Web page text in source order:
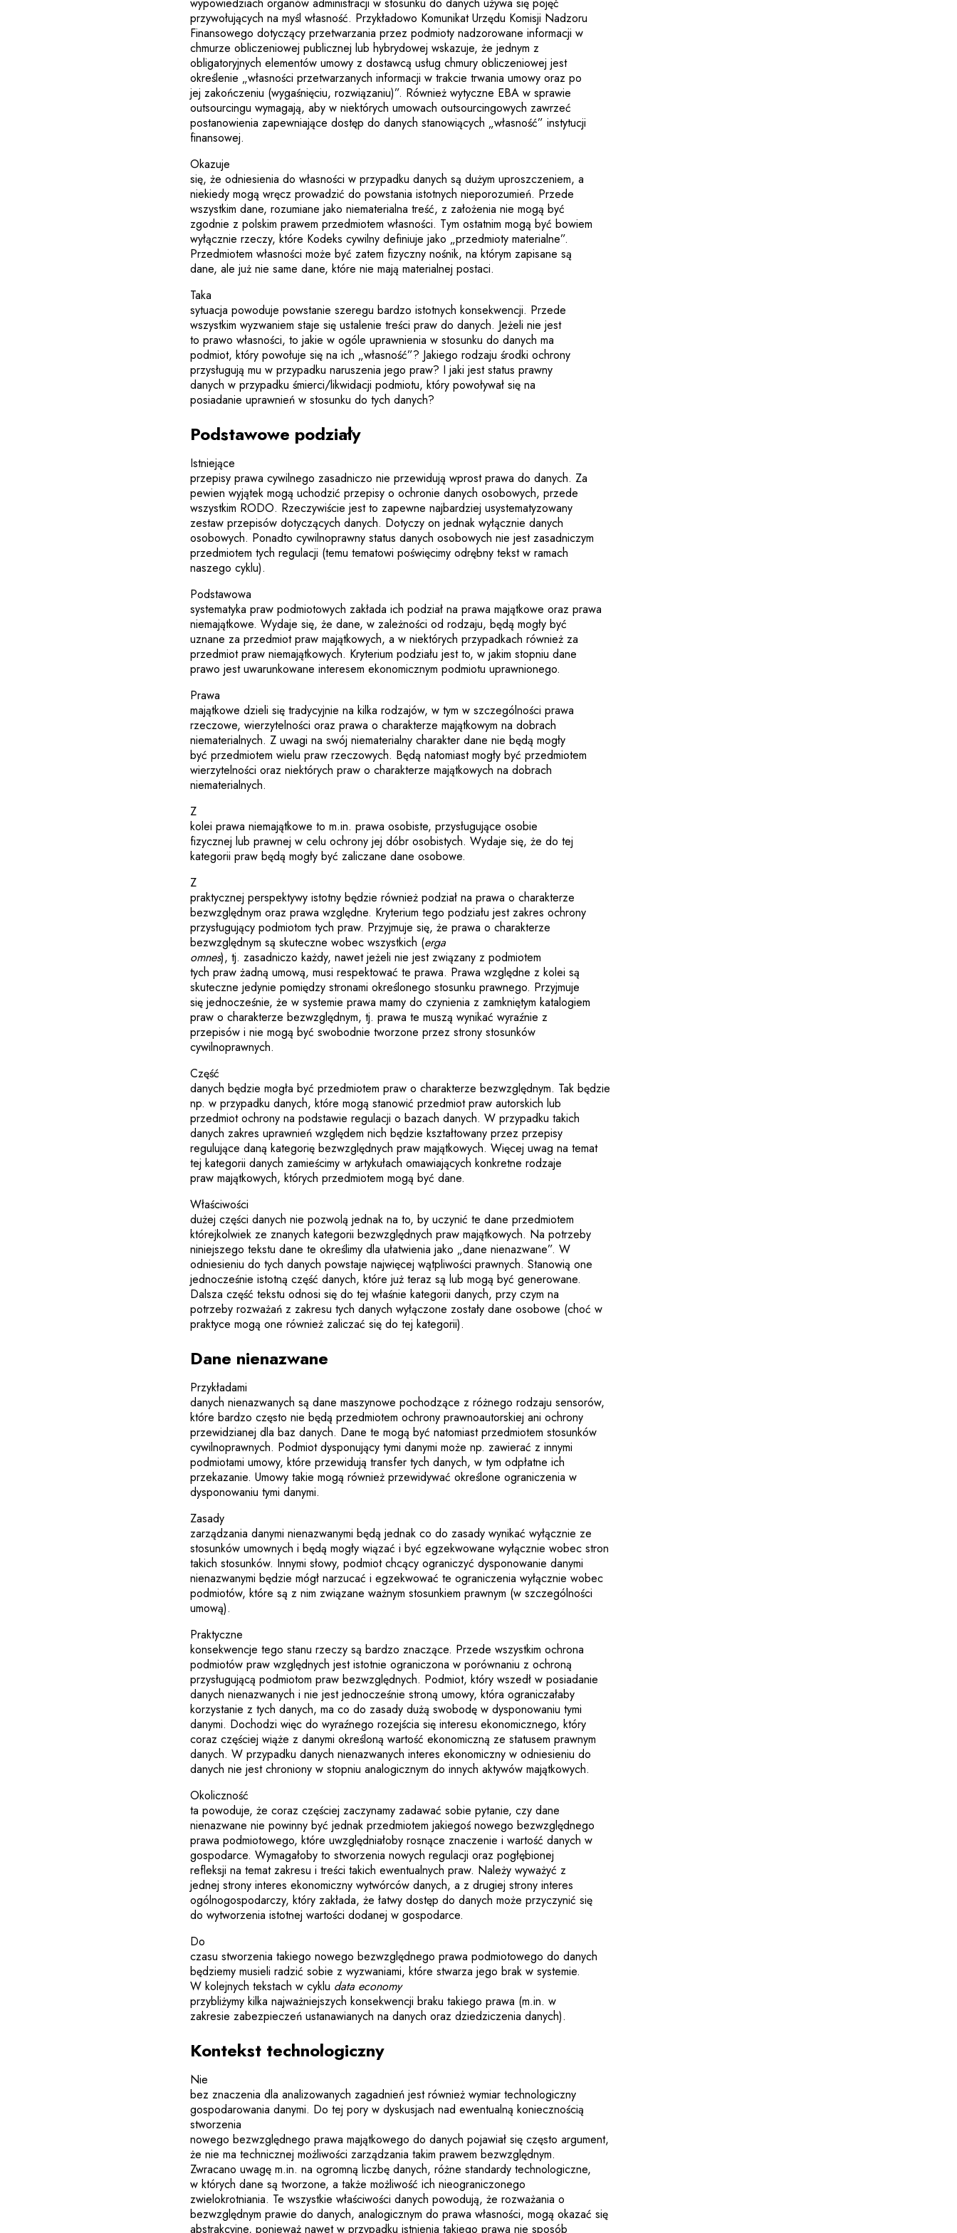
przywołujących na myśl własność. Przykładowo Komunikat Urzędu Komisji Nadzoru
Finansowego dotyczący przetwarzania przez podmioty nadzorowane informacji w
chmurze obliczeniowej publicznej lub hybrydowej wskazuje, że jednym z
obligatoryjnych elementów umowy z dostawcą usług chmury obliczeniowej jest
określenie „własności przetwarzanych informacji w trakcie trwania umowy oraz po
jej zakończeniu (wygaśnięciu, rozwiązaniu)”. Również wytyczne EBA w sprawie
outsourcingu wymagają, aby w niektórych umowach outsourcingowych zawrzeć
postanowienia zapewniające dostęp do danych stanowiących „własność” instytucji
finansowej.
Okazuje
się, że odniesienia do własności w przypadku danych są dużym uproszczeniem, a
niekiedy mogą wręcz prowadzić do powstania istotnych nieporozumień. Przede
wszystkim dane, rozumiane jako niematerialna treść, z założenia nie mogą być
zgodnie z polskim prawem przedmiotem własności. Tym ostatnim mogą być bowiem
wyłącznie rzeczy, które Kodeks cywilny definiuje jako „przedmioty materialne”.
Przedmiotem własności może być zatem fizyczny nośnik, na którym zapisane są
dane, ale już nie same dane, które nie mają materialnej postaci.
Taka
sytuacja powoduje powstanie szeregu bardzo istotnych konsekwencji. Przede
wszystkim wyzwaniem staje się ustalenie treści praw do danych. Jeżeli nie jest
to prawo własności, to jakie w ogóle uprawnienia w stosunku do danych ma
podmiot, który powołuje się na ich „własność”? Jakiego rodzaju środki ochrony
przysługują mu w przypadku naruszenia jego praw? I jaki jest status prawny
danych w przypadku śmierci/likwidacji podmiotu, który powoływał się na
posiadanie uprawnień w stosunku do tych danych?
Podstawowe podziały
Istniejące
przepisy prawa cywilnego zasadniczo nie przewidują wprost prawa do danych. Za
pewien wyjątek mogą uchodzić przepisy o ochronie danych osobowych, przede
wszystkim RODO. Rzeczywiście jest to zapewne najbardziej usystematyzowany
zestaw przepisów dotyczących danych. Dotyczy on jednak wyłącznie danych
osobowych. Ponadto cywilnoprawny status danych osobowych nie jest zasadniczym
przedmiotem tych regulacji (temu tematowi poświęcimy odrębny tekst w ramach
naszego cyklu).
Podstawowa
systematyka praw podmiotowych zakłada ich podział na prawa majątkowe oraz prawa
niemajątkowe. Wydaje się, że dane, w zależności od rodzaju, będą mogły być
uznane za przedmiot praw majątkowych, a w niektórych przypadkach również za
przedmiot praw niemajątkowych. Kryterium podziału jest to, w jakim stopniu dane
prawo jest uwarunkowane interesem ekonomicznym podmiotu uprawnionego.
Prawa
majątkowe dzieli się tradycyjnie na kilka rodzajów, w tym w szczególności prawa
rzeczowe, wierzytelności oraz prawa o charakterze majątkowym na dobrach
niematerialnych. Z uwagi na swój niematerialny charakter dane nie będą mogły
być przedmiotem wielu praw rzeczowych. Będą natomiast mogły być przedmiotem
wierzytelności oraz niektórych praw o charakterze majątkowych na dobrach
niematerialnych.
Z
kolei prawa niemajątkowe to m.in. prawa osobiste, przysługujące osobie
fizycznej lub prawnej w celu ochrony jej dóbr osobistych. Wydaje się, że do tej
kategorii praw będą mogły być zaliczane dane osobowe.
Z
praktycznej perspektywy istotny będzie również podział na prawa o charakterze
bezwzględnym oraz prawa względne. Kryterium tego podziału jest zakres ochrony
przysługujący podmiotom tych praw. Przyjmuje się, że prawa o charakterze
bezwzględnym są skuteczne wobec wszystkich (erga
omnes), tj. zasadniczo każdy, nawet jeżeli nie jest związany z podmiotem
tych praw żadną umową, musi respektować te prawa. Prawa względne z kolei są
skuteczne jedynie pomiędzy stronami określonego stosunku prawnego. Przyjmuje
się jednocześnie, że w systemie prawa mamy do czynienia z zamkniętym katalogiem
praw o charakterze bezwzględnym, tj. prawa te muszą wynikać wyraźnie z
przepisów i nie mogą być swobodnie tworzone przez strony stosunków
cywilnoprawnych.
Część
danych będzie mogła być przedmiotem praw o charakterze bezwzględnym. Tak będzie
np. w przypadku danych, które mogą stanowić przedmiot praw autorskich lub
przedmiot ochrony na podstawie regulacji o bazach danych. W przypadku takich
danych zakres uprawnień względem nich będzie kształtowany przez przepisy
regulujące daną kategorię bezwzględnych praw majątkowych. Więcej uwag na temat
tej kategorii danych zamieścimy w artykułach omawiających konkretne rodzaje
praw majątkowych, których przedmiotem mogą być dane.
Właściwości
dużej części danych nie pozwolą jednak na to, by uczynić te dane przedmiotem
którejkolwiek ze znanych kategorii bezwzględnych praw majątkowych. Na potrzeby
niniejszego tekstu dane te określimy dla ułatwienia jako „dane nienazwane”. W
odniesieniu do tych danych powstaje najwięcej wątpliwości prawnych. Stanowią one
jednocześnie istotną część danych, które już teraz są lub mogą być generowane.
Dalsza część tekstu odnosi się do tej właśnie kategorii danych, przy czym na
potrzeby rozważań z zakresu tych danych wyłączone zostały dane osobowe (choć w
praktyce mogą one również zaliczać się do tej kategorii).
Dane nienazwane
Przykładami
danych nienazwanych są dane maszynowe pochodzące z różnego rodzaju sensorów,
które bardzo często nie będą przedmiotem ochrony prawnoautorskiej ani ochrony
przewidzianej dla baz danych. Dane te mogą być natomiast przedmiotem stosunków
cywilnoprawnych. Podmiot dysponujący tymi danymi może np. zawierać z innymi
podmiotami umowy, które przewidują transfer tych danych, w tym odpłatne ich
przekazanie. Umowy takie mogą również przewidywać określone ograniczenia w
dysponowaniu tymi danymi.
Zasady
zarządzania danymi nienazwanymi będą jednak co do zasady wynikać wyłącznie ze
stosunków umownych i będą mogły wiązać i być egzekwowane wyłącznie wobec stron
takich stosunków. Innymi słowy, podmiot chcący ograniczyć dysponowanie danymi
nienazwanymi będzie mógł narzucać i egzekwować te ograniczenia wyłącznie wobec
podmiotów, które są z nim związane ważnym stosunkiem prawnym (w szczególności
umową).
Praktyczne
konsekwencje tego stanu rzeczy są bardzo znaczące. Przede wszystkim ochrona
podmiotów praw względnych jest istotnie ograniczona w porównaniu z ochroną
przysługującą podmiotom praw bezwzględnych. Podmiot, który wszedł w posiadanie
danych nienazwanych i nie jest jednocześnie stroną umowy, która ograniczałaby
korzystanie z tych danych, ma co do zasady dużą swobodę w dysponowaniu tymi
danymi. Dochodzi więc do wyraźnego rozejścia się interesu ekonomicznego, który
coraz częściej wiąże z danymi określoną wartość ekonomiczną ze statusem prawnym
danych. W przypadku danych nienazwanych interes ekonomiczny w odniesieniu do
danych nie jest chroniony w stopniu analogicznym do innych aktywów majątkowych.
Okoliczność
ta powoduje, że coraz częściej zaczynamy zadawać sobie pytanie, czy dane
nienazwane nie powinny być jednak przedmiotem jakiegoś nowego bezwzględnego
prawa podmiotowego, które uwzględniałoby rosnące znaczenie i wartość danych w
gospodarce. Wymagałoby to stworzenia nowych regulacji oraz pogłębionej
refleksji na temat zakresu i treści takich ewentualnych praw. Należy wyważyć z
jednej strony interes ekonomiczny wytwórców danych, a z drugiej strony interes
ogólnogospodarczy, który zakłada, że łatwy dostęp do danych może przyczynić się
do wytworzenia istotnej wartości dodanej w gospodarce.
Do
czasu stworzenia takiego nowego bezwzględnego prawa podmiotowego do danych
będziemy musieli radzić sobie z wyzwaniami, które stwarza jego brak w systemie.
W kolejnych tekstach w cyklu data economy
przybliżymy kilka najważniejszych konsekwencji braku takiego prawa (m.in. w
zakresie zabezpieczeń ustanawianych na danych oraz dziedziczenia danych).
Kontekst technologiczny
Nie
bez znaczenia dla analizowanych zagadnień jest również wymiar technologiczny
gospodarowania danymi. Do tej pory w dyskusjach nad ewentualną koniecznością
stworzenia
nowego bezwzględnego prawa majątkowego do danych pojawiał się często argument,
że nie ma technicznej możliwości zarządzania takim prawem bezwzględnym.
Zwracano uwagę m.in. na ogromną liczbę danych, różne standardy technologiczne,
w których dane są tworzone, a także możliwość ich nieograniczonego
zwielokrotniania. Te wszystkie właściwości danych powodują, że rozważania o
bezwzględnym prawie do danych, analogicznym do prawa własności, mogą okazać się
abstrakcyjne, ponieważ nawet w przypadku istnienia takiego prawa nie sposób